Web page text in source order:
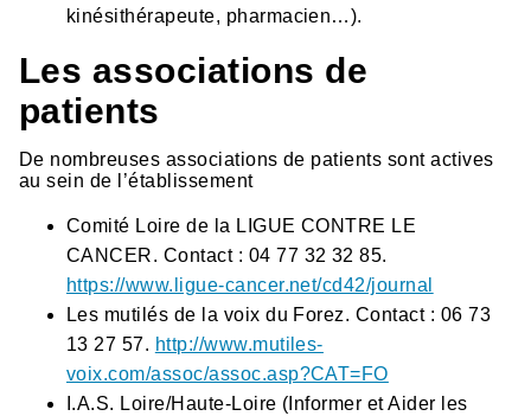
kinésithérapeute, pharmacien…).
Les associations de
patients
De nombreuses associations de patients sont actives
au sein de l’établissement
Comité Loire de la LIGUE CONTRE LE
CANCER. Contact : 04 77 32 32 85.
https://www.ligue-cancer.net/cd42/journal
Les mutilés de la voix du Forez. Contact : 06 73
13 27 57. http://www.mutiles-
voix.com/assoc/assoc.asp?CAT=FO
I.A.S. Loire/Haute-Loire (Informer et Aider les